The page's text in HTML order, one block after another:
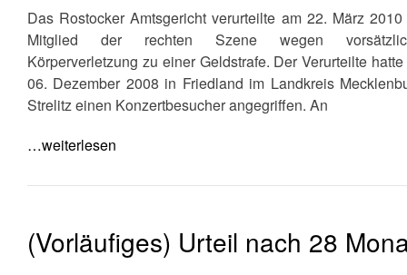
Das Rostocker Amtsgericht verurteilte am 22. März
Mitglied der rechten Szene wegen
Körperverletzung zu einer Geldstrafe. Der Verurteilte
06. Dezember 2008 in Friedland im Landkreis
Strelitz einen Konzertbesucher angegriffen. An
…weiterlesen
(Vorläufiges) Urteil nach 28